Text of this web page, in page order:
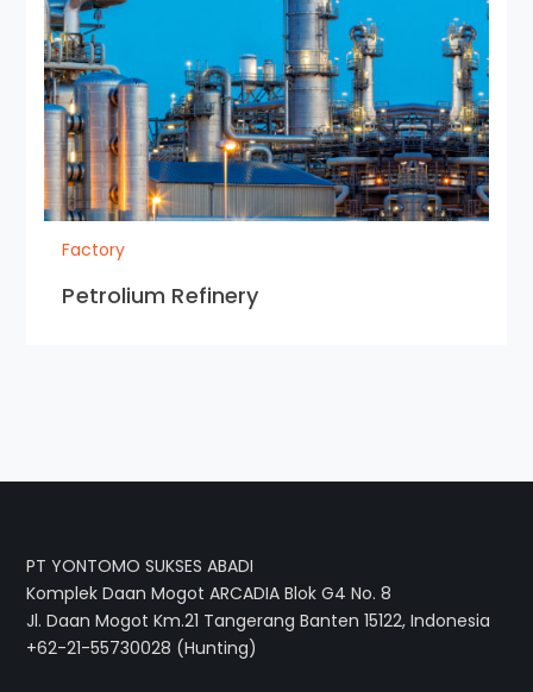
Factory
Petrolium Refinery
PT YONTOMO SUKSES ABADI
Komplek Daan Mogot ARCADIA Blok G4 No. 8
Jl. Daan Mogot Km.21 Tangerang Banten 15122, Indonesia
+62-21-55730028 (Hunting)